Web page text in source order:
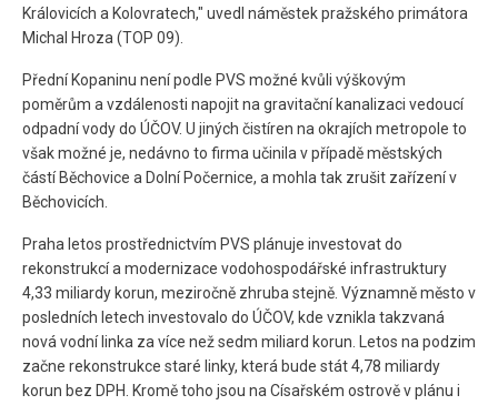
Královicích a Kolovratech," uvedl náměstek pražského primátora
Michal Hroza (TOP 09).
Přední Kopaninu není podle PVS možné kvůli výškovým
poměrům a vzdálenosti napojit na gravitační kanalizaci vedoucí
odpadní vody do ÚČOV. U jiných čistíren na okrajích metropole to
však možné je, nedávno to firma učinila v případě městských
částí Běchovice a Dolní Počernice, a mohla tak zrušit zařízení v
Běchovicích.
Praha letos prostřednictvím PVS plánuje investovat do
rekonstrukcí a modernizace vodohospodářské infrastruktury
4,33 miliardy korun, meziročně zhruba stejně. Významně město v
posledních letech investovalo do ÚČOV, kde vznikla takzvaná
nová vodní linka za více než sedm miliard korun. Letos na podzim
začne rekonstrukce staré linky, která bude stát 4,78 miliardy
korun bez DPH. Kromě toho jsou na Císařském ostrově v plánu i